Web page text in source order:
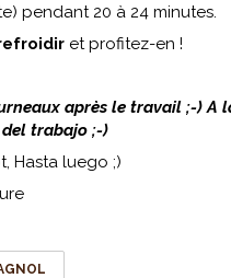
pendant 20 à 24 minutes.
et profitez-en !
après le travail ;-) A
del trabajo ;-)
Hasta luego ;)